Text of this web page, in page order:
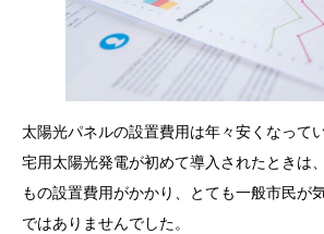
太陽光パネルの設置費用は年々安くなって
宅用太陽光発電が初めて導入されたときは
もの設置費用がかかり、とても一般市民が
ではありませんでした。